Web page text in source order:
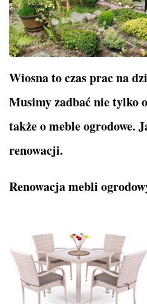
Wiosna to czas prac na
Musimy zadbać nie tylko
także o meble ogrodowe.
renowacji.
Renowacja mebli